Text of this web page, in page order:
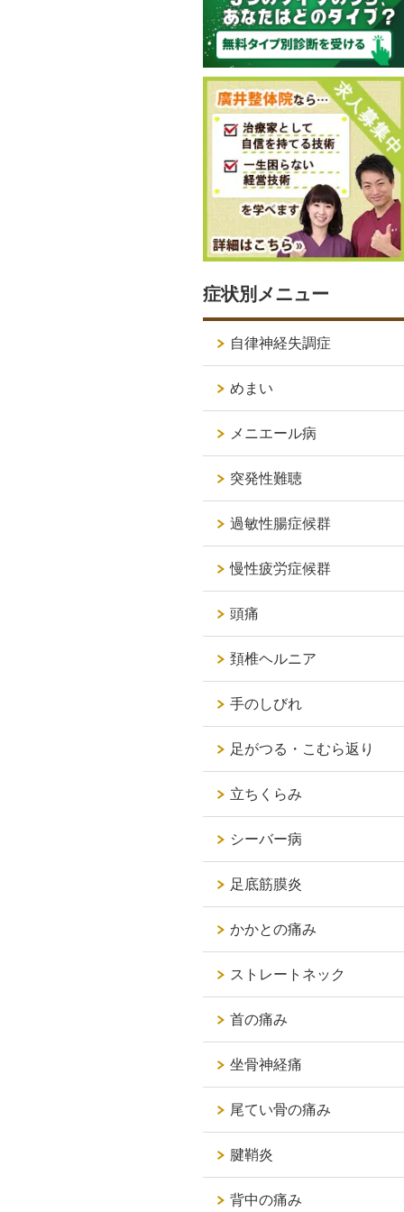
症状別メニュー
自律神経失調症
めまい
メニエール病
突発性難聴
過敏性腸症候群
慢性疲労症候群
頭痛
頚椎ヘルニア
手のしびれ
足がつる・こむら返り
立ちくらみ
シーバー病
足底筋膜炎
かかとの痛み
ストレートネック
首の痛み
坐骨神経痛
尾てい骨の痛み
腱鞘炎
背中の痛み